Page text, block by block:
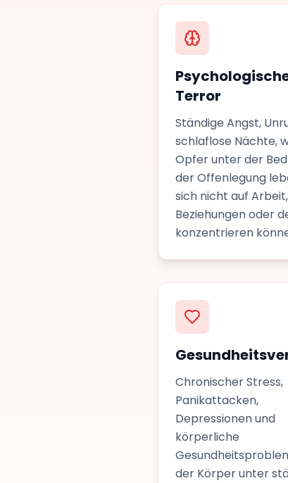
Terror
Ständige Angst,
schlaflose Nächte,
Opfer unter der
der Offenlegung
sich nicht auf Arbeit,
Beziehungen oder
konzentrieren
Chronischer Stress,
Panikattacken,
Depressionen und
körperliche
der Körper unter